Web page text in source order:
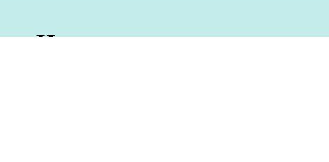
13 мая в 18-00 поступило сообщение о